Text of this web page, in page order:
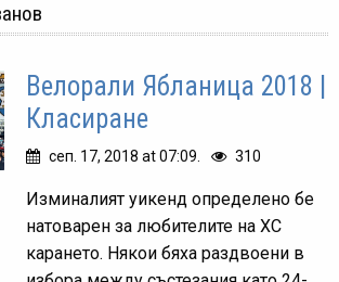
Велорали Ябланица 2018 |
Класиране
сеп. 17, 2018 at 07:09. 310
Изминалият уикенд определено бе
натоварен за любителите на ХС
карането. Някои бяха раздвоени в